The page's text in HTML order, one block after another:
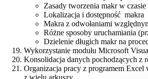
Zasady tworzenia makr w
Lokalizacja i dostępność makra
Makra z odwołaniami
Różne sposoby uruchamiania
Dzielenie długich makr na
Wykorzystanie modułu Microsoft
Konsolidacja danych pochodzących z
Organizacja pracy z programem